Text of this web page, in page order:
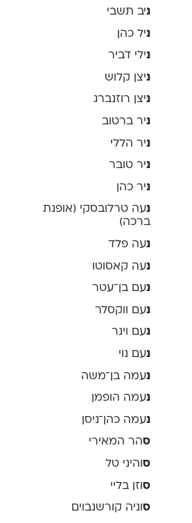
ניב תשבי
ניל כהן
נילי דביר
ניצן קלוש
ניצן רוזנברג
ניר ברטוב
ניר הללי
ניר טובר
ניר כהן
נעה טרלובסקי (אופנת
ברכה)
נעה פלד
נעה קאסוטו
נעם בן־עטר
נעם ווקסלר
נעם וינר
נעם נוי
נעמה בן־משה
נעמה הופמן
נעמה כהן־ניסן
סהר המאירי
ס והיני טל
סוזן בליי
ס וניה קורשנבוים